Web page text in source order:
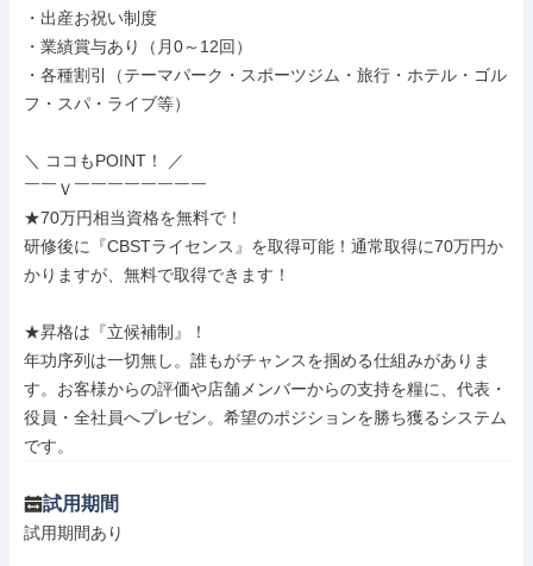
・出産お祝い制度
・業績賞与あり（月0～12回）
・各種割引（テーマパーク・スポーツジム・旅行・ホテル・ゴル
フ・スパ・ライブ等）
＼ ココもPOINT！ ／
￣￣Ｖ￣￣￣￣￣￣￣￣
★70万円相当資格を無料で！
研修後に『CBSTライセンス』を取得可能！通常取得に70万円か
かりますが、無料で取得できます！
★昇格は『立候補制』！
年功序列は一切無し。誰もがチャンスを掴める仕組みがありま
す。お客様からの評価や店舗メンバーからの支持を糧に、代表・
役員・全社員へプレゼン。希望のポジションを勝ち獲るシステム
です。
試用期間
試用期間あり